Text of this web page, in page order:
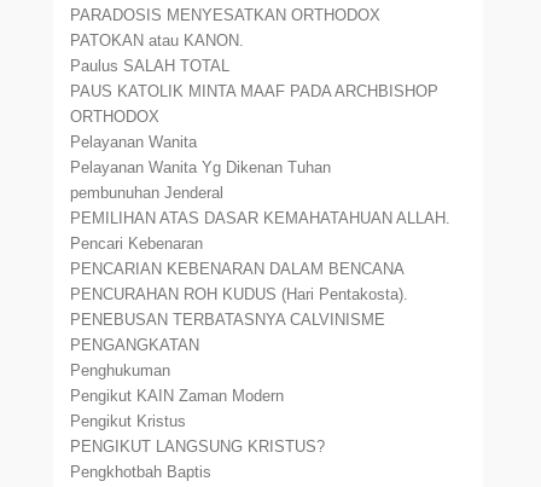
PARADOSIS MENYESATKAN ORTHODOX
PATOKAN atau KANON.
Paulus SALAH TOTAL
PAUS KATOLIK MINTA MAAF PADA ARCHBISHOP
ORTHODOX
Pelayanan Wanita
Pelayanan Wanita Yg Dikenan Tuhan
pembunuhan Jenderal
PEMILIHAN ATAS DASAR KEMAHATAHUAN ALLAH.
Pencari Kebenaran
PENCARIAN KEBENARAN DALAM BENCANA
PENCURAHAN ROH KUDUS (Hari Pentakosta).
PENEBUSAN TERBATASNYA CALVINISME
PENGANGKATAN
Penghukuman
Pengikut KAIN Zaman Modern
Pengikut Kristus
PENGIKUT LANGSUNG KRISTUS?
Pengkhotbah Baptis